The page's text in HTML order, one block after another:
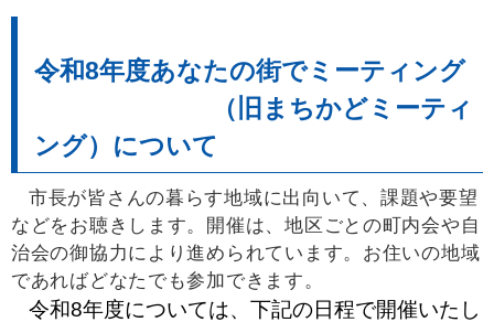
令和8年度あなたの街でミーティング
（旧まちかどミーティ
ング）について
市長が皆さんの暮らす地域に出向いて、課題や要望
などをお聴きします。開催は、地区ごとの町内会や自
治会の御協力により進められています。お住いの地域
であればどなたでも参加できます。
令和8年度については、下記の日程で開催いたし